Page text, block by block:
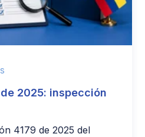
2025: inspección
4179 de 2025 del